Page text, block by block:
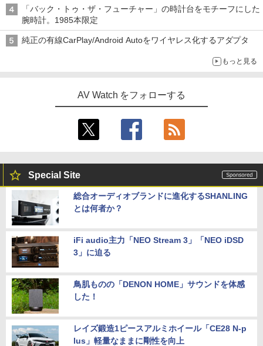
「バック・トゥ・ザ・フューチャー」の時計台をモチーフにした
腕時計。1985本限定
純正の有線CarPlay/Android Autoをワイヤレス化するアダプタ
もっと見る
AV Watch をフォローする
Special Site
総合オーディオブランドに進化するSHANLING
とは何者か？
iFi audio主力「NEO Stream 3」「NEO iDSD
3」に迫る
鳥肌ものの「DENON HOME」サウンドを体感
した！
レイズ鍛造1ピースアルミホイール「CE28 N-p
lus」軽量なままに剛性を向上